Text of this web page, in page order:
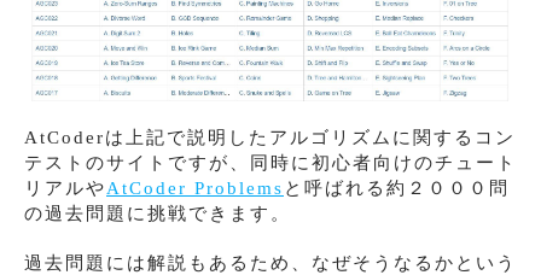
AtCoderは上記で説明したアルゴリズムに関するコン
テストのサイトですが、同時に初心者向けのチュート
リアルやAtCoder Problems と呼ばれる約２０００問
の過去問題に挑戦できます。
過去問題には解説もあるため、なぜそうなるかという